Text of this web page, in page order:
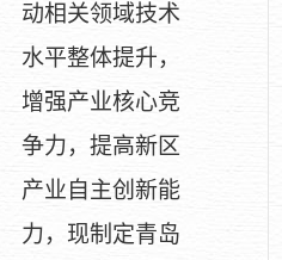
动相关领域技术
水平整体提升，
增强产业核心竞
争力，提高新区
产业自主创新能
力，现制定青岛